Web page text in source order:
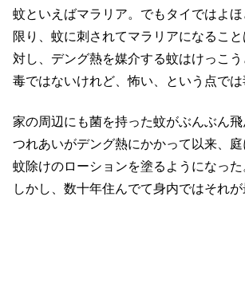
蚊といえばマラリア。でもタイではよ
限り、蚊に刺されてマラリアになること
対し、デング熱を媒介する蚊はけっこう
毒ではないけれど、怖い、という点では
家の周辺にも菌を持った蚊がぶんぶん飛
つれあいがデング熱にかかって以来、
蚊除けのローションを塗るようになった
しかし、数十年住んでて身内ではそれが